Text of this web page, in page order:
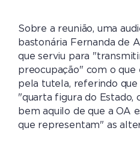
Sobre a reunião, uma
bastonária Fernanda de
que serviu para
preocupação" com o que
pela tutela, referindo que
"quarta figura do Estado,
bem aquilo de que a OA
que representam" as